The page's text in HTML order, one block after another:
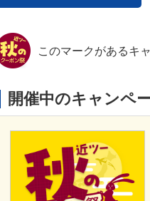
このマークがあるキ
開催中のキャンペ